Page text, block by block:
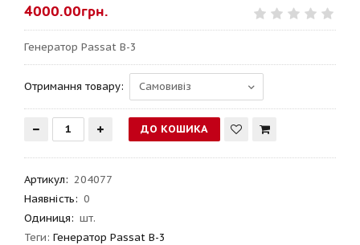
4000.00грн.
Генератор Passat B-3
Отримання товару:
Артикул: 204077
Наявність: 0
Одиниця: шт.
Теги: Генератор Passat B-3